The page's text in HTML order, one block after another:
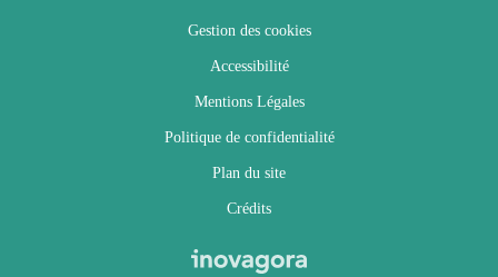
Gestion des cookies
Accessibilité
Mentions Légales
Politique de confidentialité
Plan du site
Crédits